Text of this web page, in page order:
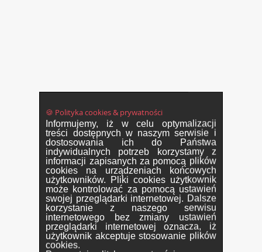
🍪 Polityka cookies & prywatności
Informujemy, iż w celu optymalizacji
treści dostępnych w naszym serwisie i
dostosowania ich do Państwa
indywidualnych potrzeb korzystamy z
informacji zapisanych za pomocą plików
cookies na urządzeniach końcowych
użytkowników. Pliki cookies użytkownik
może kontrolować za pomocą ustawień
swojej przeglądarki internetowej. Dalsze
korzystanie z naszego serwisu
internetowego bez zmiany ustawień
przeglądarki internetowej oznacza, iż
użytkownik akceptuje stosowanie plików
cookies.